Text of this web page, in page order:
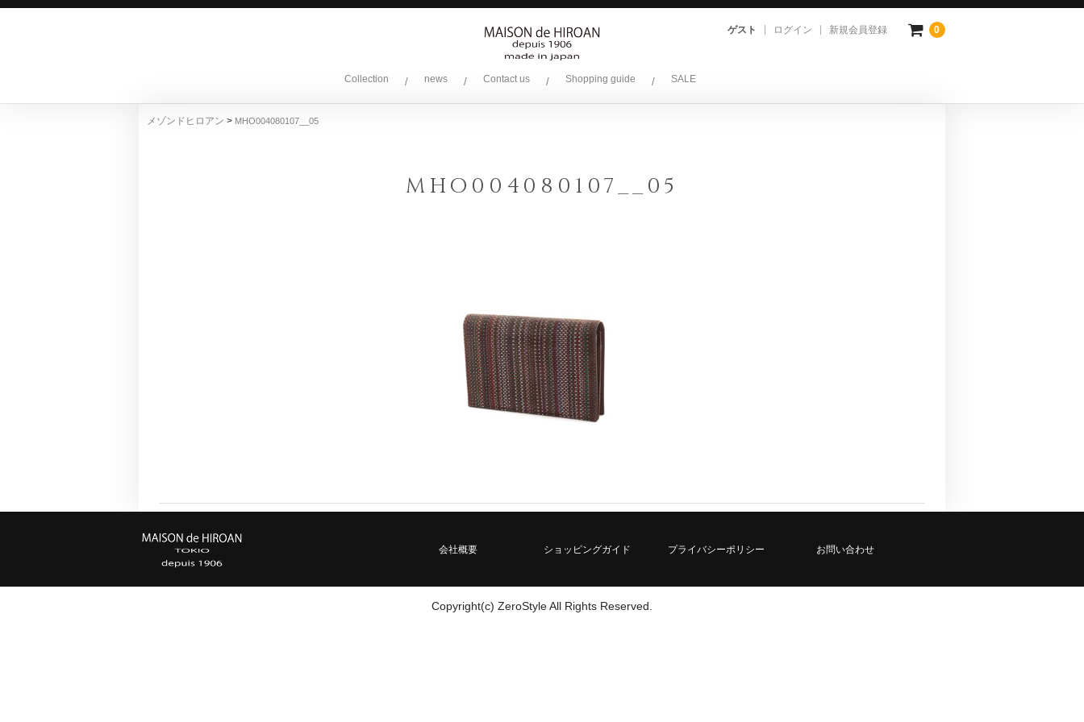
ゲスト ログイン 新規会員登録 0
Collection / news / Contact us / Shopping guide / SALE
メゾンドヒロアン > MHO004080107__05
MHO004080107__05
会社概要 ショッピングガイド プライバシーポリシー お問い合わせ
Copyright(c) ZeroStyle All Rights Reserved.